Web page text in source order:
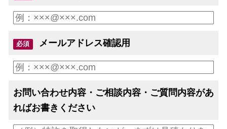
必須 メールアドレス確認用
お問い合わせ内容・ご相談内容・ご質問内容があ
ればお書きください